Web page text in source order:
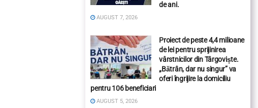
de ani.
AUGUST 7, 2026
Proiect de peste 4,4 milioane
de lei pentru sprijinirea
vârstnicilor din Târgoviște.
„Bătrân, dar nu singur” va
oferi îngrijire la domiciliu
pentru 106 beneficiari
AUGUST 5, 2026